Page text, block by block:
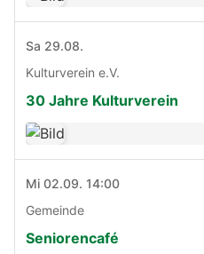
Sa 29.08.
Kulturverein e.V.
30 Jahre Kulturverein
Mi 02.09. 14:00
Gemeinde
Seniorencafé